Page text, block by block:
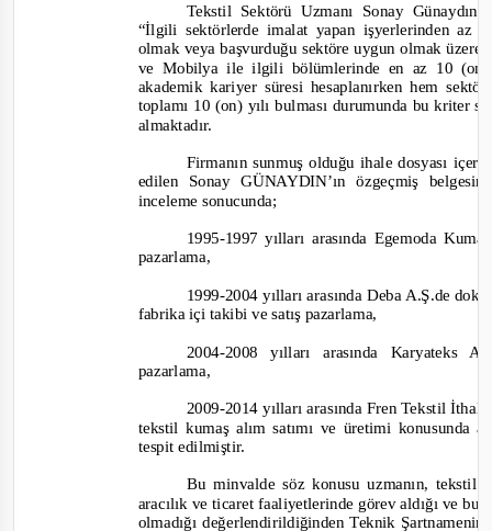
Tekstil Sektörü Uzmanı Sonay
“İlgili sektörlerde imalat yapan işyerlerinden az
olmak veya başvurduğu sektöre uygun olmak
ve Mobilya ile ilgili bölümlerinde en az 10 (on)
akademik kariyer süresi hesaplanırken hem
toplamı 10 (on) yılı bulması durumunda bu kriter
almaktadır.
Firmanın sunmuş olduğu ihale dosyası
edilen Sonay GÜNAYDIN’ın özgeçmiş
inceleme sonucunda;
1995-1997 yılları arasında Egemoda
pazarlama,
1999-2004 yılları arasında Deba A.Ş.de
fabrika içi takibi ve satış pazarlama,
2004-2008 yılları arasında
pazarlama,
2009-2014 yılları arasında Fren Tekstil
tekstil kumaş alım satımı ve üretimi
tespit edilmiştir.
Bu minvalde söz konusu uzmanın, tekstil
aracılık ve ticaret faaliyetlerinde görev aldığı ve
olmadığı değerlendirildiğinden Teknik